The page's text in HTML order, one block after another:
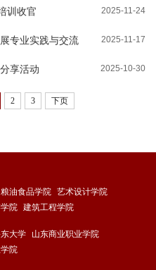
训收官 2025-11-24
专业实践与交流 2025-11-17
享活动 2025-10-30
2 3 下页
粮油食品学院 艺术设计学院
院 建筑工程学院
大学
山东商业职业学院
院